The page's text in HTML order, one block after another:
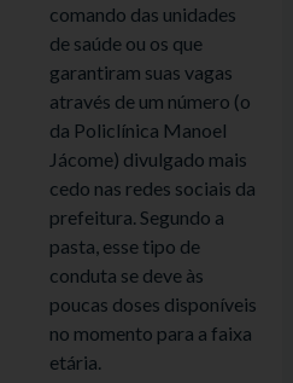
comando das unidades
de saúde ou os que
garantiram suas vagas
através de um número (o
da Policlínica Manoel
Jácome) divulgado mais
cedo nas redes sociais da
prefeitura. Segundo a
pasta, esse tipo de
conduta se deve às
poucas doses disponíveis
no momento para a faixa
etária.